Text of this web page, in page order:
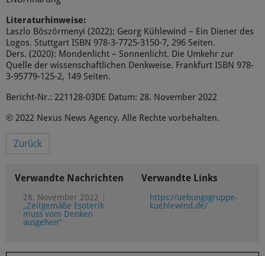
Literaturhinweise:
Laszlo Böszörmenyi (2022): Georg Kühlewind – Ein Diener des
Logos. Stuttgart ISBN 978-3-7725-3150-7, 296 Seiten.
Ders. (2020): Mondenlicht – Sonnenlicht. Die Umkehr zur
Quelle der wissenschaftlichen Denkweise. Frankfurt ISBN 978-
3-95779-125-2, 149 Seiten.
Bericht-Nr.: 221128-03DE Datum: 28. November 2022
© 2022 Nexus News Agency. Alle Rechte vorbehalten.
Zurück
Verwandte Nachrichten
28. November 2022
„Zeitgemäße Esoterik
muss vom Denken
ausgehen“
Verwandte Links
https://uebungsgruppe-
kuehlewind.de/